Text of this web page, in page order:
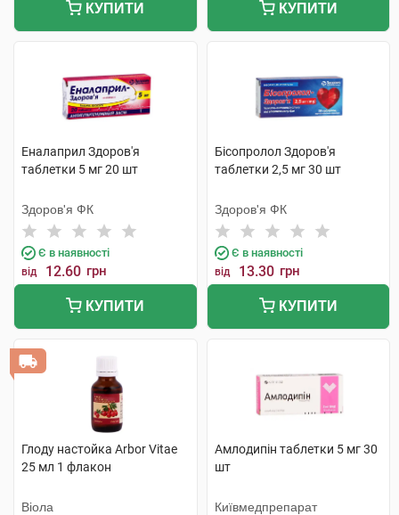
КУПИТИ КУПИТИ
Еналаприл Здоров'я
таблетки 5 мг 20 шт
Здоров'я ФК
Є в наявності
від 12.60 грн
КУПИТИ
Бісопролол Здоров'я
таблетки 2,5 мг 30 шт
Здоров'я ФК
Є в наявності
від 13.30 грн
КУПИТИ
Глоду настойка Arbor Vitae
25 мл 1 флакон
Віола
Амлодипін таблетки 5 мг 30
шт
Київмедпрепарат